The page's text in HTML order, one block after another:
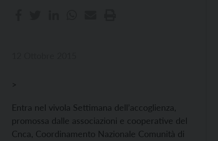
>
Entra nel vivola Settimana dell’accoglienza,
promossa dalle associazioni e cooperative del
Cnca, Coordinamento Nazionale Comunità di